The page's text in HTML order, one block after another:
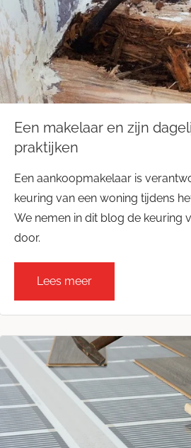
Een makelaar en zijn
praktijken
Een aankoopmakelaar is
keuring van een woning tijdens
We nemen in dit blog de keuring
door.
Lees meer